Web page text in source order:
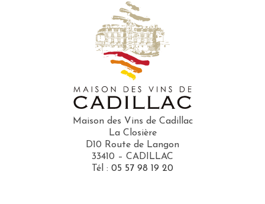
Maison des Vins de Cadillac
La Closière
D10 Route de Langon
33410 – CADILLAC
Tél : 05 57 98 19 20